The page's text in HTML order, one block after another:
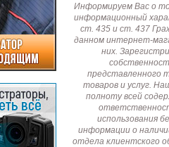
Информируем Вас о
информационный
ст. 435 и ст. 437
данном интернет-
них.
представленного
товаров и услуг.
полноту всей
использования
информации о
отдела клиентского